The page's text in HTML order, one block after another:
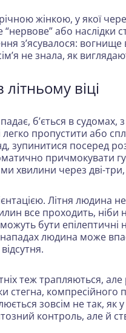
жінкою, у якої
або наслідки
з’ясувалося: вогнище
не знала, як
віці
б’ється в судомах,
легко пропустити або
зупинитися посеред
причмокувати
хвилини через дві-три,
Літня людина
все проходить, ніби
бути епілептичні
нападах людина може
теж трапляються,
компресійного
зовсім не так, як
контроль, але й